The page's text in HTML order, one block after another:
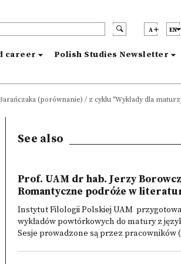
A EN
career Polish Studies Newsletter
(porównanie) / z cyklu "Wykłady dla
See also
Prof. UAM dr hab. Jerzy
Romantyczne podróże w
Instytut Filologii Polskiej UAM
wykładów powtórkowych do matury z
Sesje prowadzone są przez pracowników